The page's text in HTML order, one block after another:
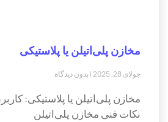
مخازن پلی‌اتیلن یا پلاستیکی
جولای 28, 2025 بدون دیدگاه
مخازن پلی‌اتیلن یا پلاستیکی:
نکات فنی مخازن پلی‌اتیلن